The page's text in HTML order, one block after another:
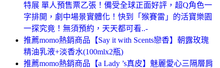
特展 單人預售票乙張！備受全球正面好評，超Q角色一
字排開，劇中場景實體化！快到「猴賽雷」的活寶樂園
一探究竟！無須預約，天天都可看..-
推薦momo熱銷商品【Say it with Scents戀香】朝露玫瑰
精油乳液+淡香水(100mlx2瓶)
推薦momo熱銷商品【a Lady ’s真皮】魅麗愛心三隔層肩